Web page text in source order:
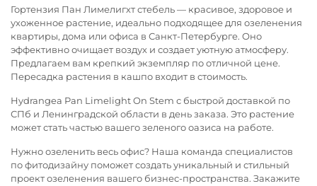
Гортензия Пан Лимелигхт стебель — красивое, здоровое и
ухоженное растение, идеально подходящее для озеленения
квартиры, дома или офиса в Санкт-Петербурге. Оно
эффективно очищает воздух и создает уютную атмосферу.
Предлагаем вам крепкий экземпляр по отличной цене.
Пересадка растения в кашпо входит в стоимость.
Hydrangea Pan Limelight On Stem с быстрой доставкой по
СПб и Ленинградской области в день заказа. Это растение
может стать частью вашего зеленого оазиса на работе.
Нужно озеленить весь офис? Наша команда специалистов
по фитодизайну поможет создать уникальный и стильный
проект озеленения вашего бизнес-пространства. Закажите